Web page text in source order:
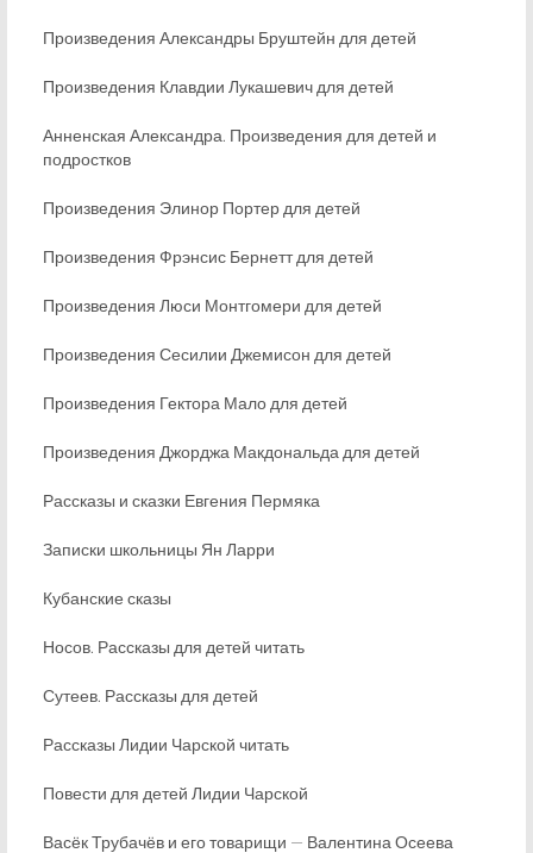
Произведения Александры Бруштейн для детей
Произведения Клавдии Лукашевич для детей
Анненская Александра. Произведения для детей и
подростков
Произведения Элинор Портер для детей
Произведения Фрэнсис Бернетт для детей
Произведения Люси Монтгомери для детей
Произведения Сесилии Джемисон для детей
Произведения Гектора Мало для детей
Произведения Джорджа Макдональда для детей
Рассказы и сказки Евгения Пермяка
Записки школьницы Ян Ларри
Кубанские сказы
Носов. Рассказы для детей читать
Сутеев. Рассказы для детей
Рассказы Лидии Чарской читать
Повести для детей Лидии Чарской
Васёк Трубачёв и его товарищи — Валентина Осеева